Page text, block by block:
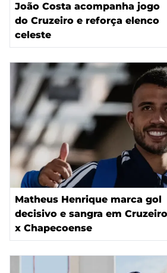
João Costa acompanha jogo
do Cruzeiro e reforça elenco
celeste
Matheus Henrique marca gol
decisivo e sangra em Cruzeiro
x Chapecoense